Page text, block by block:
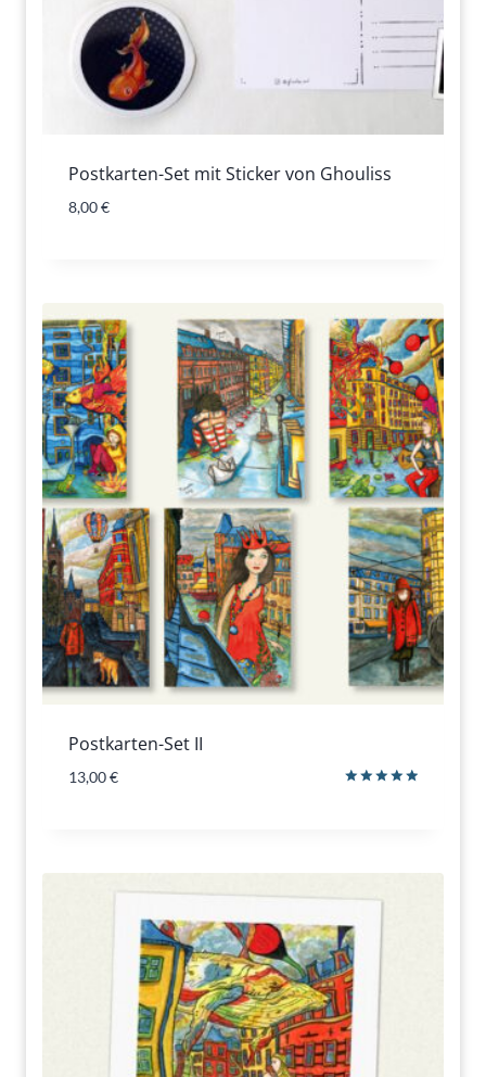
Postkarten-Set mit Sticker von Ghouliss
8,00€
Postkarten-Set II
13,00€